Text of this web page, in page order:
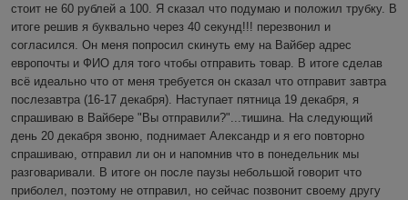
стоит не 60 рублей а 100. Я сказал что подумаю и положил трубку. В
итоге решив я буквально через 40 секунд!!! перезвонил и
согласился. Он меня попросил скинуть ему на Вайбер адрес
европочты и ФИО для того чтобы отправить товар. В итоге сделав
всё идеально что от меня требуется он сказал что отправит завтра
послезавтра (16-17 декабря). Наступает пятница 19 декабря, я
спрашиваю в Вайбере "Вы отправили?"...тишина. На следующий
день 20 декабря звоню, поднимает Александр и я его повторно
спрашиваю, отправил ли он и напомнив что в понедельник мы
разговаривали. В итоге он после паузы небольшой говорит что
приболел, поэтому не отправил, но сейчас позвонит своему другу